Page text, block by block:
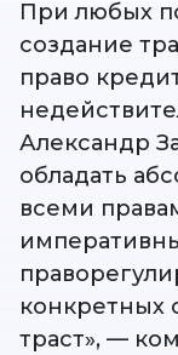
При любых
создание
право
Александр
обладать
всеми
конкретных
траст», —